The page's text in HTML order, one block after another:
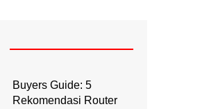
Buyers Guide: 5
Rekomendasi Router